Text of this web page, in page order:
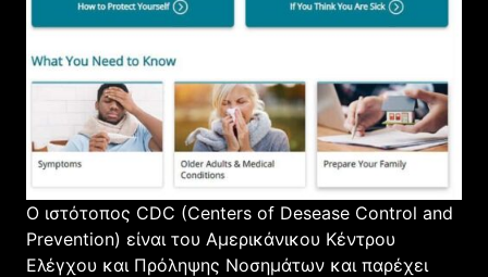
Ο ιστότοπος CDC (Centers of Desease Control and
Prevention) είναι του Αμερικάνικου Κέντρου
Ελέγχου και Πρόληψης Νοσημάτων και παρέχει